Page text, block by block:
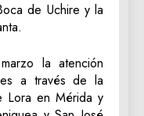
de Uchire y la
la atención
a través de la
Lora en Mérida y